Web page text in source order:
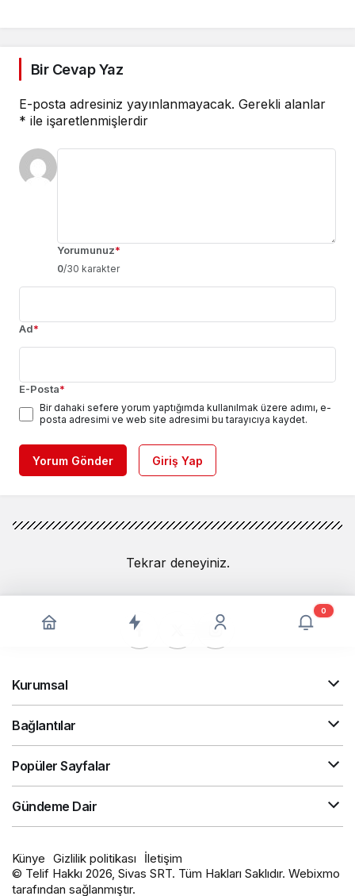
Bir Cevap Yaz
E-posta adresiniz yayınlanmayacak. Gerekli alanlar
* ile işaretlenmişlerdir
Yorumunuz*
0/30 karakter
Ad*
E-Posta*
Bir dahaki sefere yorum yaptığımda kullanılmak üzere adımı, e-
posta adresimi ve web site adresimi bu tarayıcıya kaydet.
Yorum Gönder Giriş Yap
Tekrar deneyiniz.
0
Kurumsal
Bağlantılar
Popüler Sayfalar
Gündeme Dair
Künye Gizlilik politikası
İletişim
© Telif Hakkı 2026, Sivas SRT. Tüm Hakları Saklıdır. Webixmo
tarafından sağlanmıştır.